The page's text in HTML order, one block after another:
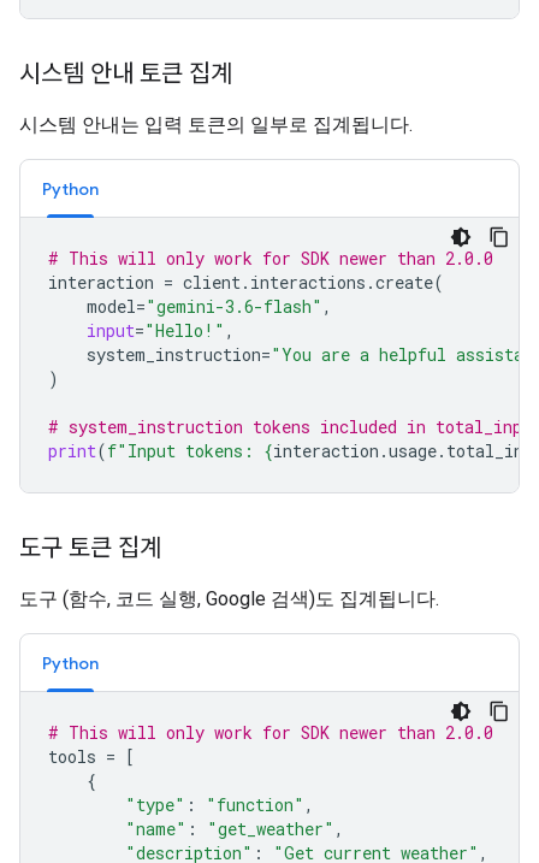
시스템 안내 토큰 집계
시스템 안내는 입력 토큰의 일부로 집계됩니다.
Python
# This will only work for SDK newer than 2.0.0
interaction = client. interactions .create(
model="gemini-3.6-flash" ,
input="Hello!" ,
system_instruction="You are a helpful
)
# system_instruction tokens included in
print(f"Input tokens: {interaction .usage.
도구 토큰 집계
도구 (함수, 코드 실행, Google 검색)도 집계됩니다.
Python
# This will only work for SDK newer than 2.0.0
tools = [
{
"type" : "function" ,
"name" : "get_weather" ,
"description" : "Get current weather" ,